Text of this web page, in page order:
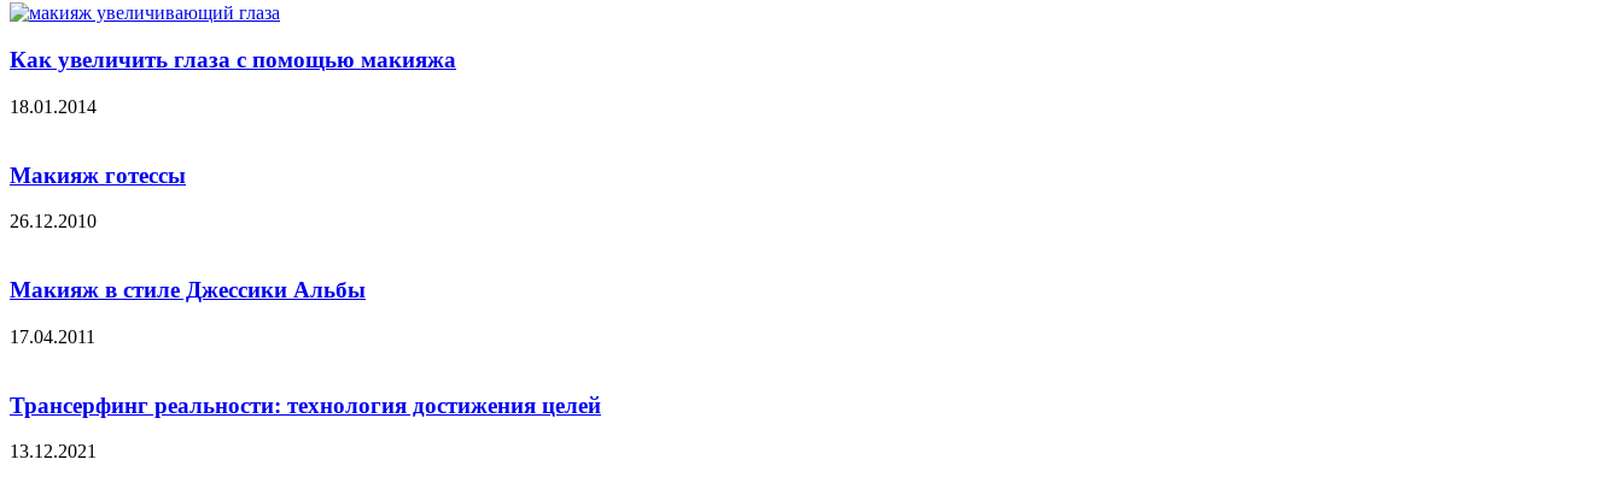
Как увеличить глаза с помощью макияжа
18.01.2014
Макияж готессы
26.12.2010
Макияж в стиле Джессики Альбы
17.04.2011
Трансерфинг реальности: технология достижения целей
13.12.2021